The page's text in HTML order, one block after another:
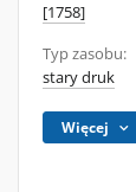
[1758]
Typ zasobu:
stary druk
Więcej